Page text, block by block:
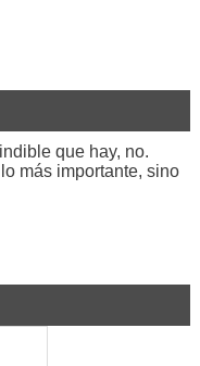
que hay, no.
más importante, sino